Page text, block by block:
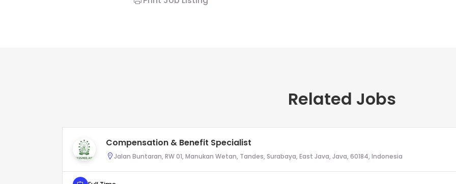
Related Jobs
Compensation & Benefit Specialist
Jalan Buntaran, RW 01, Manukan Wetan, Tandes, Surabaya, East Java, Java, 60184, Indonesia